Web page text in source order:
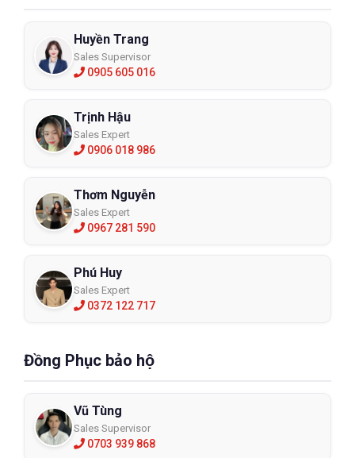
Huyền Trang
Sales Supervisor
0905 605 016
Trịnh Hậu
Sales Expert
0906 018 986
Thơm Nguyễn
Sales Expert
0967 281 590
Phú Huy
Sales Expert
0372 122 717
Đồng Phục bảo hộ
Vũ Tùng
Sales Supervisor
0703 939 868